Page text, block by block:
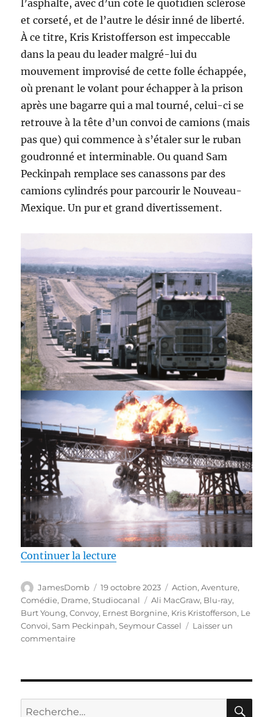
l’asphalte, avec d’un côté le quotidien sclérosé
et corseté, et de l’autre le désir inné de liberté.
À ce titre, Kris Kristofferson est impeccable
dans la peau du leader malgré-lui du
mouvement improvisé de cette folle échappée,
où prenant le volant pour échapper à la prison
après une bagarre qui a mal tourné, celui-ci se
retrouve à la tête d’un convoi de camions (mais
pas que) qui commence à s’étaler sur le ruban
goudronné et interminable. Ou quand Sam
Peckinpah remplace ses canassons par des
camions cylindrés pour parcourir le Nouveau-
Mexique. Un pur et grand divertissement.
Continuer la lecture
Auteur
JamesDomb
Publié
le
19 octobre 2023 Catégories
Action,Aventure,
Comédie, Drame,Studiocanal Étiquettes
Ali MacGraw, Blu-ray,
Burt Young,Convoy, Ernest Borgnine, Kris Kristofferson, Le
Convoi,Sam Peckinpah,Seymour Cassel
Laisser un
commentairesur
Le
Convoi,
Recherche